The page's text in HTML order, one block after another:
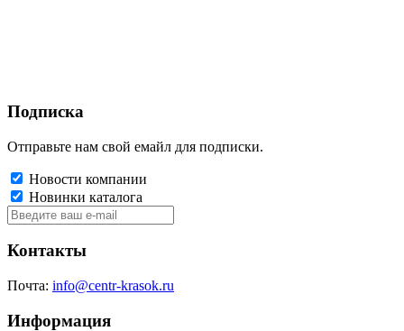
Подписка
Отправьте нам свой емайл для подписки.
Новости компании
Новинки каталога
Контакты
Почта: info@centr-krasok.ru
Информация